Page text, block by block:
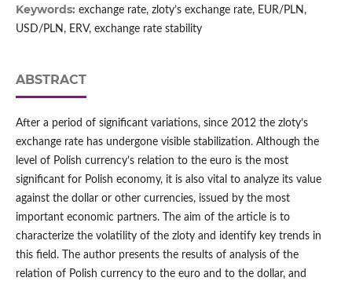
Keywords: exchange rate, zloty’s exchange rate, EUR/PLN,
USD/PLN, ERV, exchange rate stability
ABSTRACT
After a period of significant variations, since 2012 the zloty’s
exchange rate has undergone visible stabilization. Although the
level of Polish currency’s relation to the euro is the most
significant for Polish economy, it is also vital to analyze its value
against the dollar or other currencies, issued by the most
important economic partners. The aim of the article is to
characterize the volatility of the zloty and identify key trends in
this field. The author presents the results of analysis of the
relation of Polish currency to the euro and to the dollar, and